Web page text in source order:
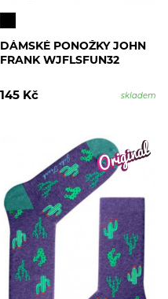
DÁMSKÉ PONOŽKY JOHN
FRANK WJFLSFUN32
145 Kč skladem